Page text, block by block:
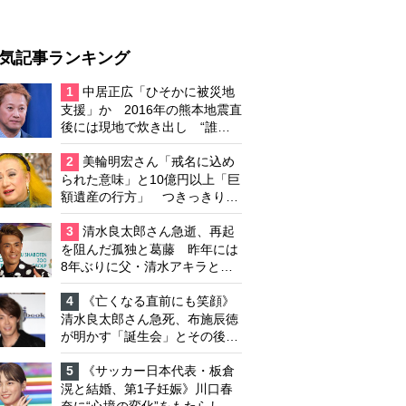
記事ランキング
1
中居正広「ひそかに被災地
支援」か 2016年の熊本地震直
後には現地で炊き出し “誰に
も知られなくて良い”と、むし
ろ強まる福祉活動への思い
2
美輪明宏さん「戒名に込め
られた意味」と10億円以上「巨
額遺産の行方」 つきっきりで
私生活をサポートしていた元俳
優が相続か
3
清水良太郎さん急逝、再起
を阻んだ孤独と葛藤 昨年には
8年ぶりに父・清水アキラと共
演、本格的な活動再開に向かっ
ていたが…周囲が懸念していた
「不安定なところ」
4
《亡くなる直前にも笑顔》
清水良太郎さん急死、布施辰徳
が明かす「誕生会」とその後の
メッセージ
5
《サッカー日本代表・板倉
滉と結婚、第1子妊娠》川口春